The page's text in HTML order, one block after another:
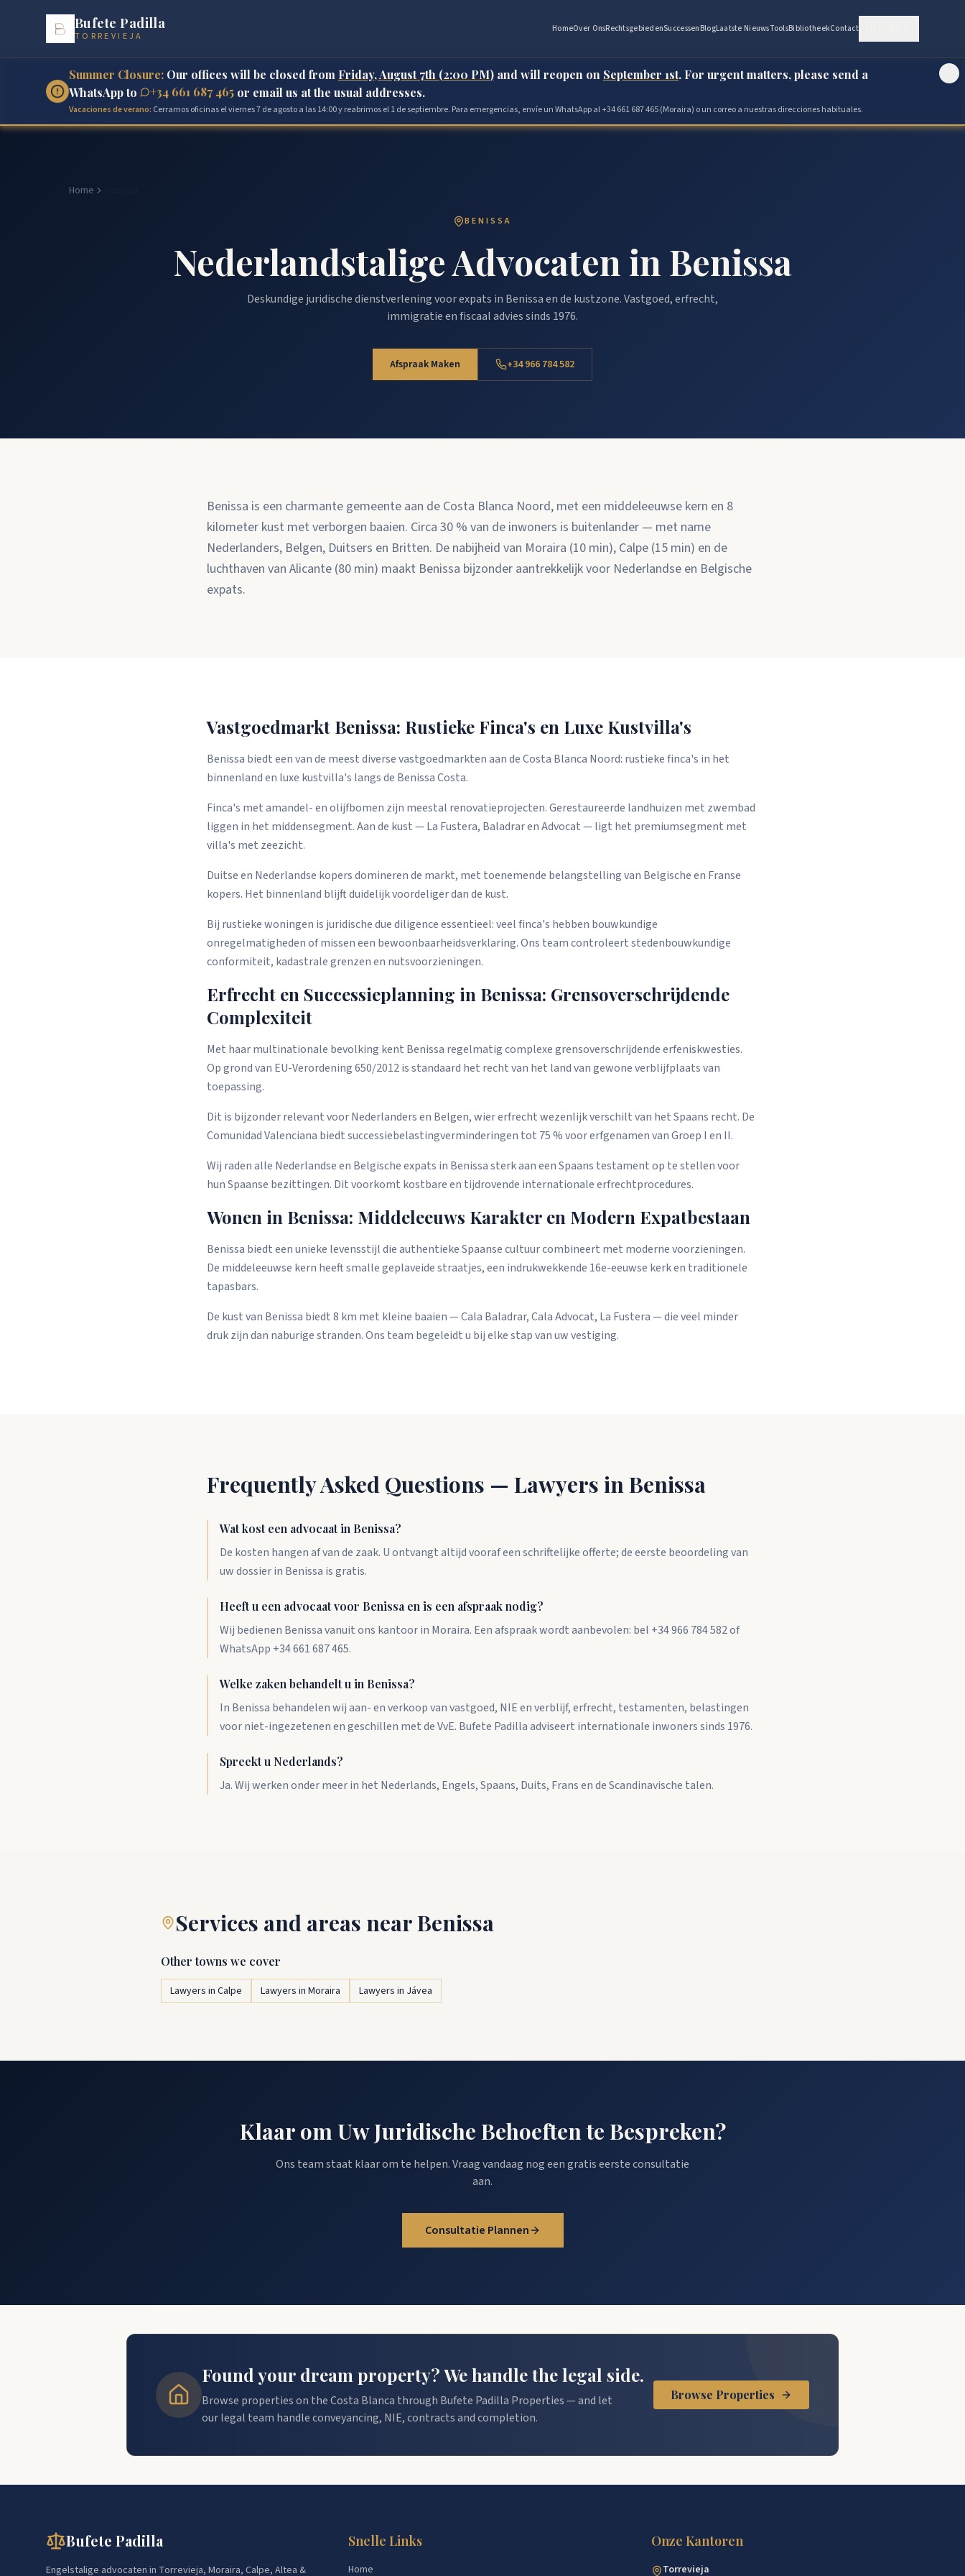
Bufete Padilla
TORREVIEJA
HomeOver OnsRechtsgebiedenSuccessenBlogLaatste NieuwsToolsBibliotheekContact
Summer Closure: Our offices will be closed from Friday, August 7th (2:00 PM) and will reopen on September 1st. For urgent matters, please send a
WhatsApp to
+34 661 687 465 or email us at the usual addresses.
Vacaciones de verano: Cerramos oficinas el viernes 7 de agosto a las 14:00 y reabrimos el 1 de septiembre. Para emergencias, envíe un WhatsApp al +34 661 687 465 (Moraira) o un correo a nuestras direcciones habituales.
Home
BENISSA
Nederlandstalige Advocaten in Benissa
Deskundige juridische dienstverlening voor expats in Benissa en de kustzone. Vastgoed, erfrecht,
immigratie en fiscaal advies sinds 1976.
Afspraak Maken +34 966 784 582
Benissa is een charmante gemeente aan de Costa Blanca Noord, met een middeleeuwse kern en 8
kilometer kust met verborgen baaien. Circa 30 % van de inwoners is buitenlander — met name
Nederlanders, Belgen, Duitsers en Britten. De nabijheid van Moraira (10 min), Calpe (15 min) en de
luchthaven van Alicante (80 min) maakt Benissa bijzonder aantrekkelijk voor Nederlandse en Belgische
expats.
Vastgoedmarkt Benissa: Rustieke Finca's en Luxe Kustvilla's
Benissa biedt een van de meest diverse vastgoedmarkten aan de Costa Blanca Noord: rustieke finca's in het
binnenland en luxe kustvilla's langs de Benissa Costa.
Finca's met amandel- en olijfbomen zijn meestal renovatieprojecten. Gerestaureerde landhuizen met zwembad
liggen in het middensegment. Aan de kust — La Fustera, Baladrar en Advocat — ligt het premiumsegment met
villa's met zeezicht.
Duitse en Nederlandse kopers domineren de markt, met toenemende belangstelling van Belgische en Franse
kopers. Het binnenland blijft duidelijk voordeliger dan de kust.
Bij rustieke woningen is juridische due diligence essentieel: veel finca's hebben bouwkundige
onregelmatigheden of missen een bewoonbaarheidsverklaring. Ons team controleert stedenbouwkundige
conformiteit, kadastrale grenzen en nutsvoorzieningen.
Erfrecht en Successieplanning in Benissa: Grensoverschrijdende
Complexiteit
Met haar multinationale bevolking kent Benissa regelmatig complexe grensoverschrijdende erfeniskwesties.
Op grond van EU-Verordening 650/2012 is standaard het recht van het land van gewone verblijfplaats van
toepassing.
Dit is bijzonder relevant voor Nederlanders en Belgen, wier erfrecht wezenlijk verschilt van het Spaans recht. De
Comunidad Valenciana biedt successiebelastingverminderingen tot 75 % voor erfgenamen van Groep I en II.
Wij raden alle Nederlandse en Belgische expats in Benissa sterk aan een Spaans testament op te stellen voor
hun Spaanse bezittingen. Dit voorkomt kostbare en tijdrovende internationale erfrechtprocedures.
Wonen in Benissa: Middeleeuws Karakter en Modern Expatbestaan
Benissa biedt een unieke levensstijl die authentieke Spaanse cultuur combineert met moderne voorzieningen.
De middeleeuwse kern heeft smalle geplaveide straatjes, een indrukwekkende 16e-eeuwse kerk en traditionele
tapasbars.
De kust van Benissa biedt 8 km met kleine baaien — Cala Baladrar, Cala Advocat, La Fustera — die veel minder
druk zijn dan naburige stranden. Ons team begeleidt u bij elke stap van uw vestiging.
Frequently Asked Questions — Lawyers in Benissa
Wat kost een advocaat in Benissa?
De kosten hangen af van de zaak. U ontvangt altijd vooraf een schriftelijke offerte; de eerste beoordeling van
uw dossier in Benissa is gratis.
Heeft u een advocaat voor Benissa en is een afspraak nodig?
Wij bedienen Benissa vanuit ons kantoor in Moraira. Een afspraak wordt aanbevolen: bel +34 966 784 582 of
WhatsApp +34 661 687 465.
Welke zaken behandelt u in Benissa?
In Benissa behandelen wij aan- en verkoop van vastgoed, NIE en verblijf, erfrecht, testamenten, belastingen
voor niet-ingezetenen en geschillen met de VvE. Bufete Padilla adviseert internationale inwoners sinds 1976.
Spreekt u Nederlands?
Ja. Wij werken onder meer in het Nederlands, Engels, Spaans, Duits, Frans en de Scandinavische talen.
Services and areas near Benissa
Other towns we cover
Lawyers in Calpe Lawyers in Moraira Lawyers in Jávea
Klaar om Uw Juridische Behoeften te Bespreken?
Ons team staat klaar om te helpen. Vraag vandaag nog een gratis eerste consultatie
aan.
Consultatie Plannen
Found your dream property? We handle the legal side.
Browse properties on the Costa Blanca through Bufete Padilla Properties — and let
our legal team handle conveyancing, NIE, contracts and completion.
Browse Properties
Bufete Padilla
Engelstalige advocaten in Torrevieja, Moraira, Calpe, Altea &
Snelle Links
Home
Onze Kantoren
Torrevieja